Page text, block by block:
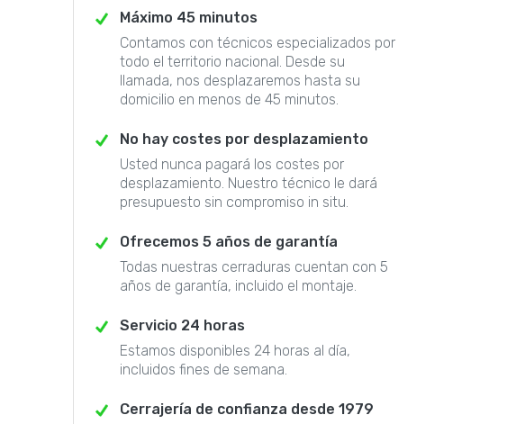
Máximo 45 minutos
Contamos con técnicos especializados por
todo el territorio nacional. Desde su
llamada, nos desplazaremos hasta su
domicilio en menos de 45 minutos.
No hay costes por desplazamiento
Usted nunca pagará los costes por
desplazamiento. Nuestro técnico le dará
presupuesto sin compromiso in situ.
Ofrecemos 5 años de garantía
Todas nuestras cerraduras cuentan con 5
años de garantía, incluido el montaje.
Servicio 24 horas
Estamos disponibles 24 horas al día,
incluidos fines de semana.
Cerrajería de confianza desde 1979